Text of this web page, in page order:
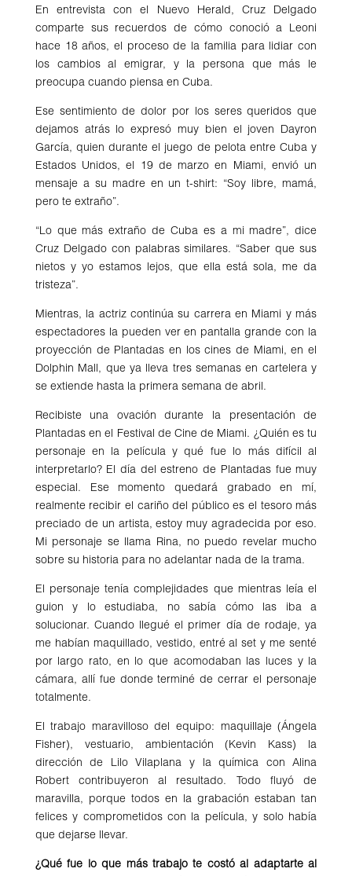
En entrevista con el Nuevo Herald, Cruz Delgado
comparte sus recuerdos de cómo conoció a Leoni
hace 18 años, el proceso de la familia para lidiar con
los cambios al emigrar, y la persona que más le
preocupa cuando piensa en Cuba.
Ese sentimiento de dolor por los seres queridos que
dejamos atrás lo expresó muy bien el joven Dayron
García, quien durante el juego de pelota entre Cuba y
Estados Unidos, el 19 de marzo en Miami, envió un
mensaje a su madre en un t-shirt: “Soy libre, mamá,
pero te extraño”.
“Lo que más extraño de Cuba es a mi madre”, dice
Cruz Delgado con palabras similares. “Saber que sus
nietos y yo estamos lejos, que ella está sola, me da
tristeza”.
Mientras, la actriz continúa su carrera en Miami y más
espectadores la pueden ver en pantalla grande con la
proyección de Plantadas en los cines de Miami, en el
Dolphin Mall, que ya lleva tres semanas en cartelera y
se extiende hasta la primera semana de abril.
Recibiste una ovación durante la presentación de
Plantadas en el Festival de Cine de Miami. ¿Quién es tu
personaje en la película y qué fue lo más difícil al
interpretarlo? El día del estreno de Plantadas fue muy
especial. Ese momento quedará grabado en mí,
realmente recibir el cariño del público es el tesoro más
preciado de un artista, estoy muy agradecida por eso.
Mi personaje se llama Rina, no puedo revelar mucho
sobre su historia para no adelantar nada de la trama.
El personaje tenía complejidades que mientras leía el
guion y lo estudiaba, no sabía cómo las iba a
solucionar. Cuando llegué el primer día de rodaje, ya
me habían maquillado, vestido, entré al set y me senté
por largo rato, en lo que acomodaban las luces y la
cámara, allí fue donde terminé de cerrar el personaje
totalmente.
El trabajo maravilloso del equipo: maquillaje (Ángela
Fisher), vestuario, ambientación (Kevin Kass) la
dirección de Lilo Vilaplana y la química con Alina
Robert contribuyeron al resultado. Todo fluyó de
maravilla, porque todos en la grabación estaban tan
felices y comprometidos con la película, y solo había
que dejarse llevar.
¿Qué fue lo que más trabajo te costó al adaptarte al